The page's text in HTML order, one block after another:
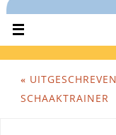
«
SCHAAKTRAINER